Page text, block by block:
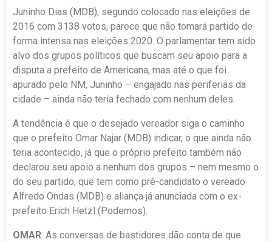
Juninho Dias (MDB), segundo colocado nas eleições de
2016 com 3138 votos, parece que não tomará partido de
forma intensa nas eleições 2020. O parlamentar tem sido
alvo dos grupos políticos que buscam seu apoio para a
disputa a prefeito de Americana, mas até o que foi
apurado pelo NM, Juninho – engajado nas periferias da
cidade – ainda não teria fechado com nenhum deles.
A tendência é que o desejado vereador siga o caminho
que o prefeito Omar Najar (MDB) indicar, o que ainda não
teria acontecido, já que o próprio prefeito também não
declarou seu apoio a nenhum dos grupos – nem mesmo o
do seu partido, que tem como pré-candidato o vereado
Alfredo Ondas (MDB) e aliança já anunciada com o ex-
prefeito Erich Hetzl (Podemos).
OMAR. As conversas de bastidores dão conta de que